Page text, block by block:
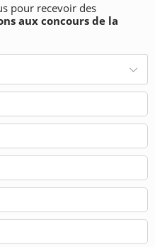
pour recevoir des
aux concours de la